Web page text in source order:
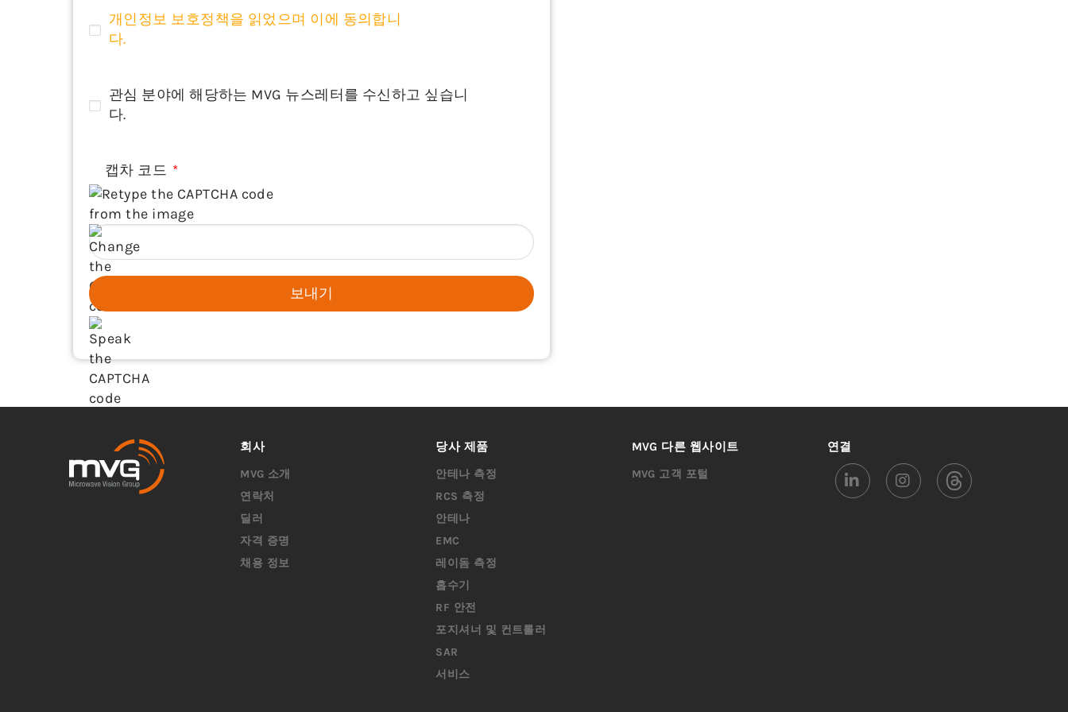
개인정보 보호정책을 읽었으며 이에 동의합니
다.
관심 분야에 해당하는 MVG 뉴스레터를 수신하고 싶습니
다.
캡차 코드
보내기
회사
MVG 소개
연락처
딜러
자격 증명
채용 정보
당사 제품
안테나 측정
RCS 측정
안테나
EMC
레이돔 측정
흡수기
RF 안전
포지셔너 및 컨트롤러
SAR
서비스
MVG 다른 웹사이트
MVG 고객 포털
연결